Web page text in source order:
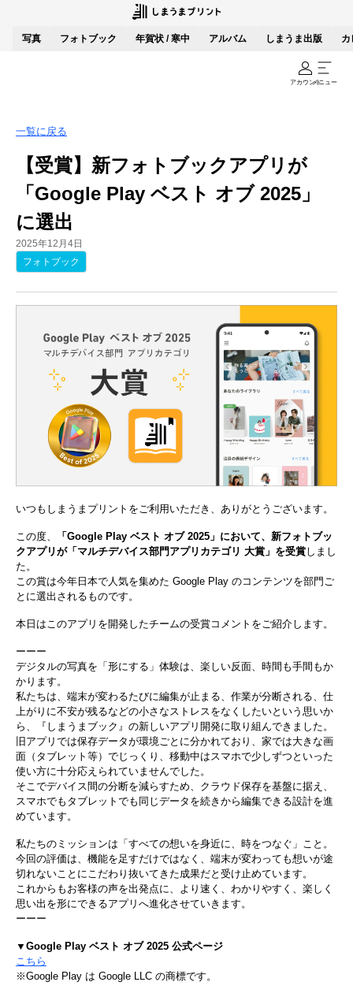
写真 フォトブック 年賀状 / 寒中 アルバム しまうま出版 カ
アカウントメニュー
一覧に戻る
【受賞】新フォトブックアプリが
「Google Play ベスト オブ 2025」
に選出
2025年12月4日
フォトブック
いつもしまうまプリントをご利用いただき、ありがとうございます。
この度、
「Google Play ベスト オブ 2025」において、新フォトブッ
クアプリが「マルチデバイス部門アプリカテゴリ 大賞」を受賞しまし
た。
この賞は今年日本で人気を集めた Google Play のコンテンツを部門ご
とに選出されるものです。
本日はこのアプリを開発したチームの受賞コメントをご紹介します。
ーーー
デジタルの写真を「形にする」体験は、楽しい反面、時間も手間もか
かります。
私たちは、端末が変わるたびに編集が止まる、作業が分断される、仕
上がりに不安が残るなどの小さなストレスをなくしたいという思いか
ら、『しまうまブック』の新しいアプリ開発に取り組んできました。
旧アプリでは保存データが環境ごとに分かれており、家では大きな画
面（タブレット等）でじっくり、移動中はスマホで少しずつといった
使い方に十分応えられていませんでした。
そこでデバイス間の分断を減らすため、クラウド保存を基盤に据え、
スマホでもタブレットでも同じデータを続きから編集できる設計を進
めています。
私たちのミッションは「すべての想いを身近に、時をつなぐ」こと。
今回の評価は、機能を足すだけではなく、端末が変わっても想いが途
切れないことにこだわり抜いてきた成果だと受け止めています。
これからもお客様の声を出発点に、より速く、わかりやすく、楽しく
思い出を形にできるアプリへ進化させていきます。
ーーー
▼Google Play ベスト オブ 2025 公式ページ
こちら
※Google Play は Google LLC の商標です。